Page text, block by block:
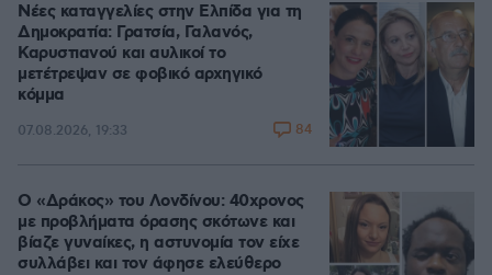
Νέες καταγγελίες στην Ελπίδα για τη
Δημοκρατία: Γρατσία, Γαλανός,
Καρυστιανού και αυλικοί το
μετέτρεψαν σε φοβικό αρχηγικό
κόμμα
07.08.2026, 19:33 84
Ο «Δράκος» του Λονδίνου: 40χρονος
με προβλήματα όρασης σκότωνε και
βίαζε γυναίκες, η αστυνομία τον είχε
συλλάβει και τον άφησε ελεύθερο